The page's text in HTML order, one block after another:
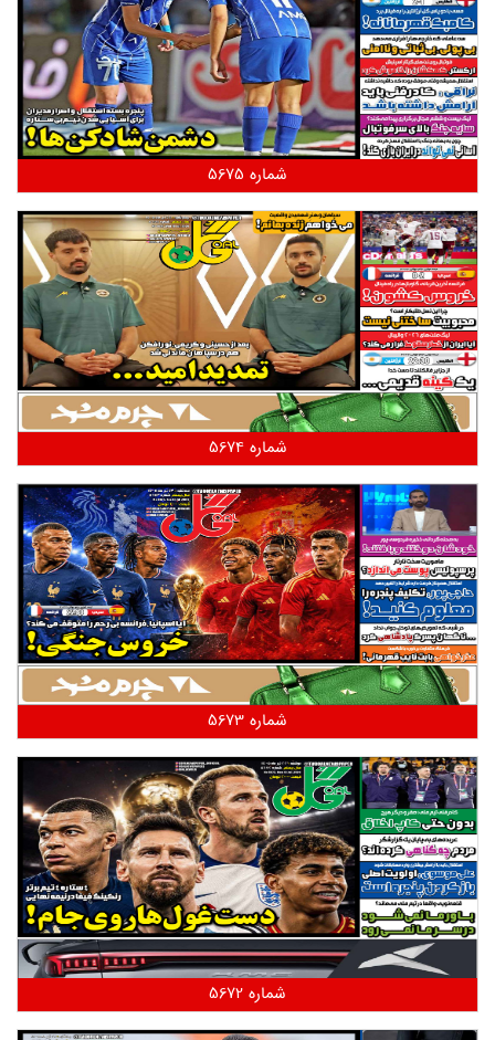
شماره 5675
شماره 5674
شماره 5673
شماره 5672